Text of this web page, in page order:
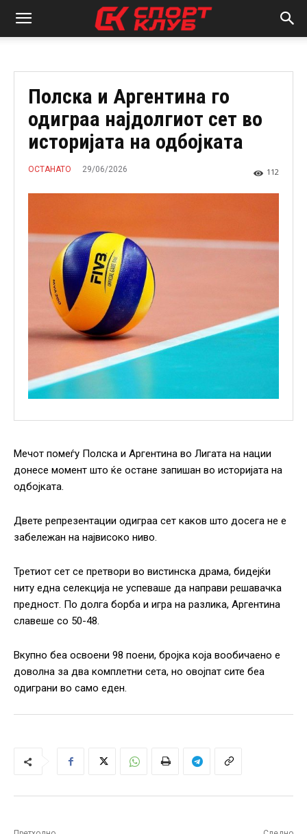
Полска и Аргентина го
одиграа најдолгиот сет во
историјата на одбојката
ОСТАНАТО 29/06/2026 112
Мечот помеѓу Полска и Аргентина во Лигата на нации
донесе момент што ќе остане запишан во историјата на
одбојката.
Двете репрезентации одиграа сет каков што досега не е
забележан на највисоко ниво.
Третиот сет се претвори во вистинска драма, бидејќи
ниту една селекција не успеваше да направи решавачка
предност. По долга борба и игра на разлика, Аргентина
славеше со 50-48.
Вкупно беа освоени 98 поени, бројка која вообичаено е
доволна за два комплетни сета, но овојпат сите беа
одиграни во само еден.